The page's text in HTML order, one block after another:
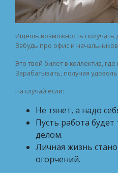
Ищешь возможность получать
Забудь про офис и
Это твой билет в коллектив,
Зарабатывать, получая
На случай если:
Не тянет, а надо
Пусть работа
делом.
Личная жизнь
огорчений.